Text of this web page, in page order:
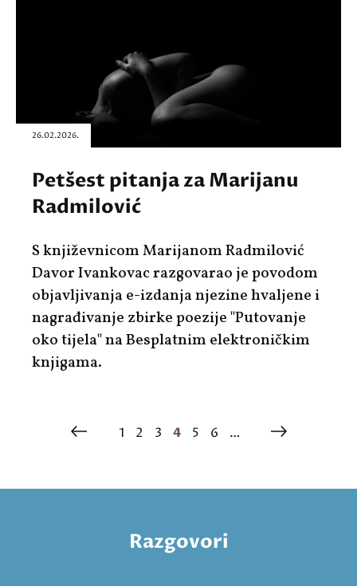
26.02.2026.
Petšest pitanja za Marijanu
Radmilović
S književnicom Marijanom Radmilović
Davor Ivankovac razgovarao je povodom
objavljivanja e-izdanja njezine hvaljene i
nagrađivanje zbirke poezije "Putovanje
oko tijela" na Besplatnim elektroničkim
knjigama.
1 2 3 4 5 6 …
Razgovori